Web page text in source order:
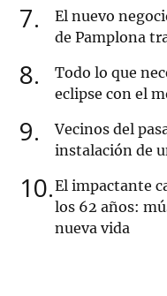
7
El nuevo
de Pamplona
8
Todo lo que
eclipse con el
9
Vecinos del
instalación de
10 El impactante
los 62 años:
nueva vida